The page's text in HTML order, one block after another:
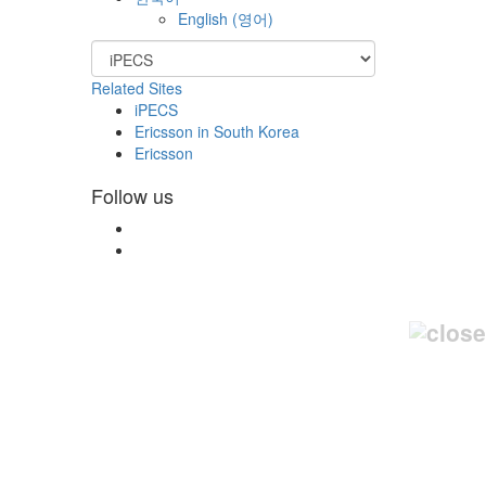
English (영어)
Related Sites
iPECS
Ericsson in South Korea
Ericsson
Follow us